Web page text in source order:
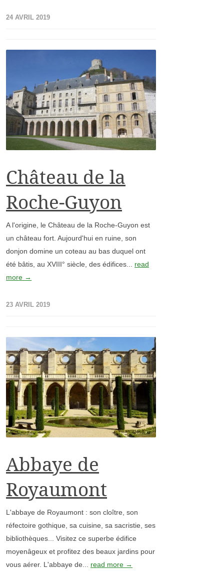
24 AVRIL 2019
Château de la
Roche-Guyon
A l'origine, le Château de la Roche-Guyon est
un château fort. Aujourd'hui en ruine, son
donjon domine un coteau au bas duquel ont
été bâtis, au XVIII° siècle, des édifices... read
more →
23 AVRIL 2019
Abbaye de
Royaumont
L'abbaye de Royaumont : son cloître, son
réfectoire gothique, sa cuisine, sa sacristie, ses
bibliothèques... Visitez ce superbe édifice
moyenâgeux et profitez des beaux jardins pour
vous aérer. L'abbaye de... read more →